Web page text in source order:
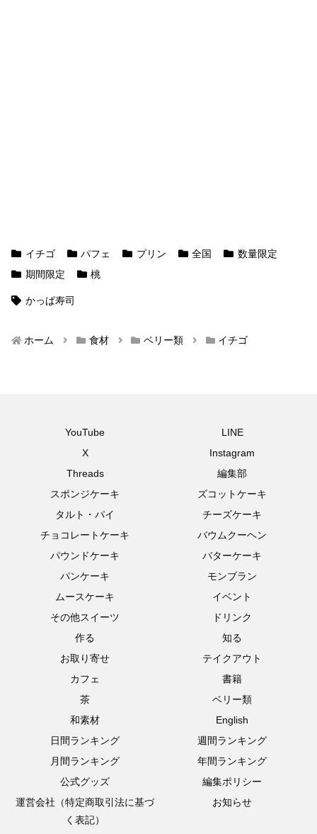
イチゴ パフェ プリン 全国
数量限定
期間限定
桃
かっぱ寿司
ホーム 食材 ベリー類 イチゴ
YouTube
LINE
X
Instagram
Threads
編集部
スポンジケーキ
ズコットケーキ
タルト・パイ
チーズケーキ
チョコレートケーキ
バウムクーヘン
パウンドケーキ
バターケーキ
パンケーキ
モンブラン
ムースケーキ
イベント
その他スイーツ
ドリンク
作る
知る
お取り寄せ
テイクアウト
カフェ
書籍
茶
ベリー類
和素材
English
日間ランキング
週間ランキング
月間ランキング
年間ランキング
公式グッズ
編集ポリシー
運営会社（特定商取引法に基づ
く表記）
お知らせ